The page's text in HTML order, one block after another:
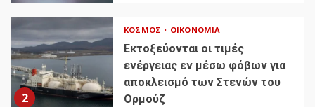
2
ΚΌΣΜΟΣ ΟΙΚΟΝΟΜΊΑ
Εκτοξεύονται οι τιμές
ενέργειας εν μέσω φόβων για
αποκλεισμό των Στενών του
Ορμούζ